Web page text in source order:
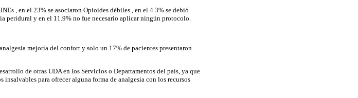
, en el 23% se asociaron Opioides débiles , en el 4.3% se debió
y en el 11.9% no fue necesario aplicar ningún protocolo.
mejoría del confort y solo un 17% de pacientes presentaron
de otras UDA en los Servicios o Departamentos del país, ya que
para ofrecer alguna forma de analgesia con los recursos